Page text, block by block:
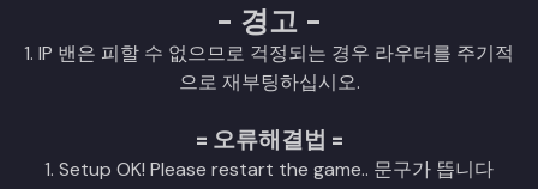
- 경고 -
1. IP 밴은 피할 수 없으므로 걱정되는 경우 라우터를 주기적
으로 재부팅하십시오.
= 오류해결법 =
1. Setup OK! Please restart the game.. 문구가 뜹니다